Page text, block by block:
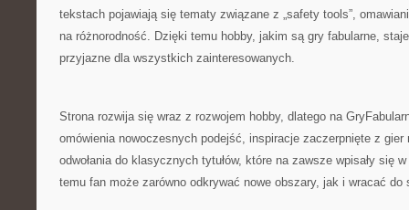
tekstach pojawiają się tematy związane z „safety tools”,
na różnorodność. Dzięki temu hobby, jakim są gry fabularne,
przyjazne dla wszystkich zainteresowanych.
Strona rozwija się wraz z rozwojem hobby, dlatego na
omówienia nowoczesnych podejść, inspiracje zaczerpnięte z
odwołania do klasycznych tytułów, które na zawsze wpisały się
temu fan może zarówno odkrywać nowe obszary, jak i wracać do